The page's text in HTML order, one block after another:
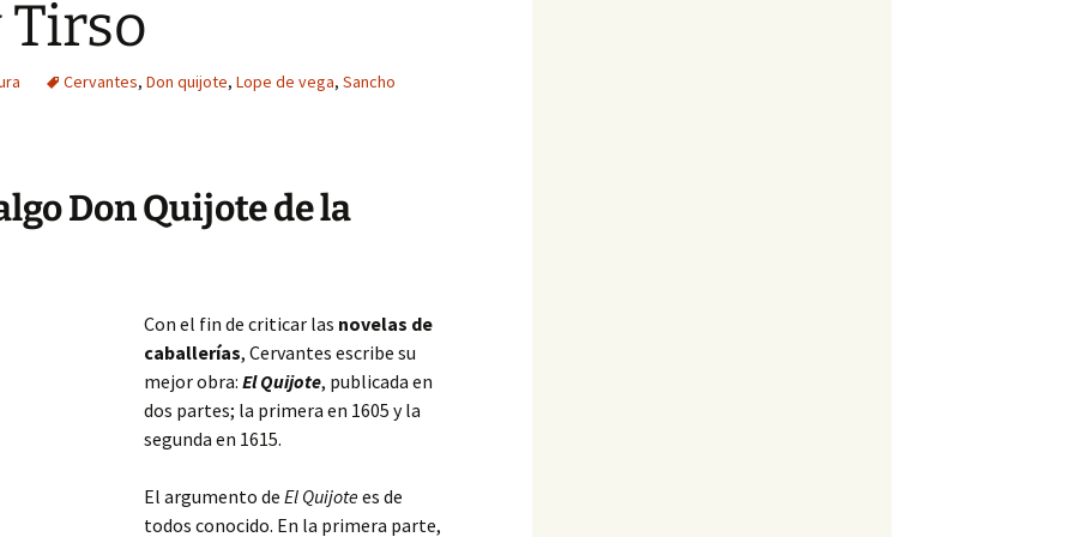
Cervantes, Don quijote, Lope de vega, Sancho
Don Quijote de la
Con el fin de criticar las novelas de
caballerías, Cervantes escribe su
mejor obra: El Quijote, publicada en
dos partes; la primera en 1605 y la
segunda en 1615.
El argumento de El Quijotees de
todos conocido. En la primera parte,